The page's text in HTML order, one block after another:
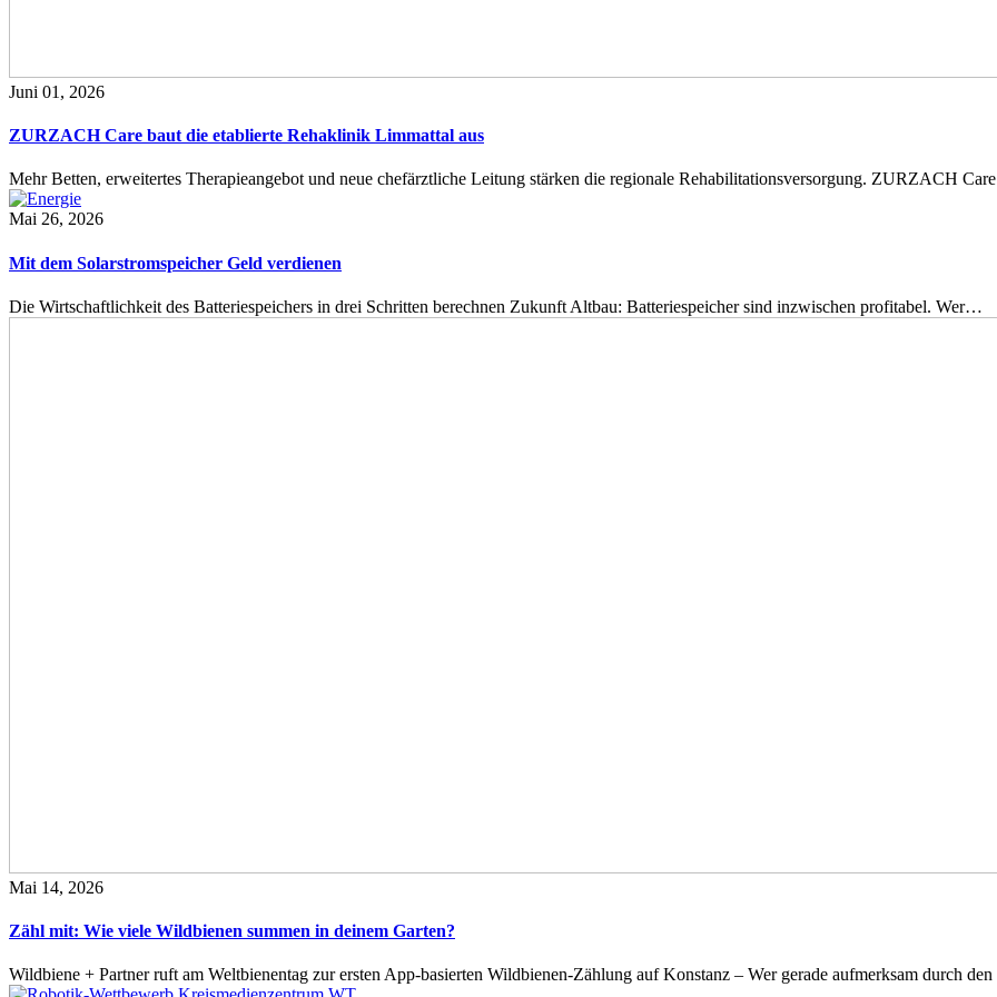
Juni 01, 2026
ZURZACH Care baut die etablierte Rehaklinik Limmattal aus
Mehr Betten, erweitertes Therapieangebot und neue chefärztliche Leitung stärken die regionale Rehabilitationsversorgung. ZURZACH
Mai 26, 2026
Mit dem Solarstromspeicher Geld verdienen
Die Wirtschaftlichkeit des Batteriespeichers in drei Schritten berechnen Zukunft Altbau: Batteriespeicher sind inzwischen profitabel. Wer…
Mai 14, 2026
Zähl mit: Wie viele Wildbienen summen in deinem Garten?
Wildbiene + Partner ruft am Weltbienentag zur ersten App-basierten Wildbienen-Zählung auf Konstanz – Wer gerade aufmerksam durch